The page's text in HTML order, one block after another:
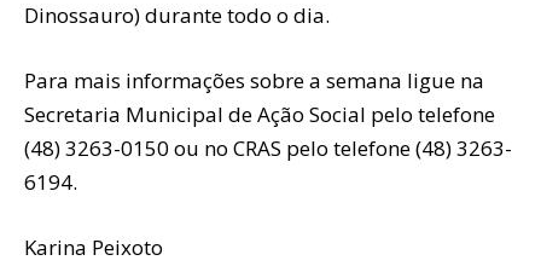
Dinossauro) durante todo o dia.
Para mais informações sobre a semana ligue na
Secretaria Municipal de Ação Social pelo telefone
(48) 3263-0150 ou no CRAS pelo telefone (48) 3263-
6194.
Karina Peixoto